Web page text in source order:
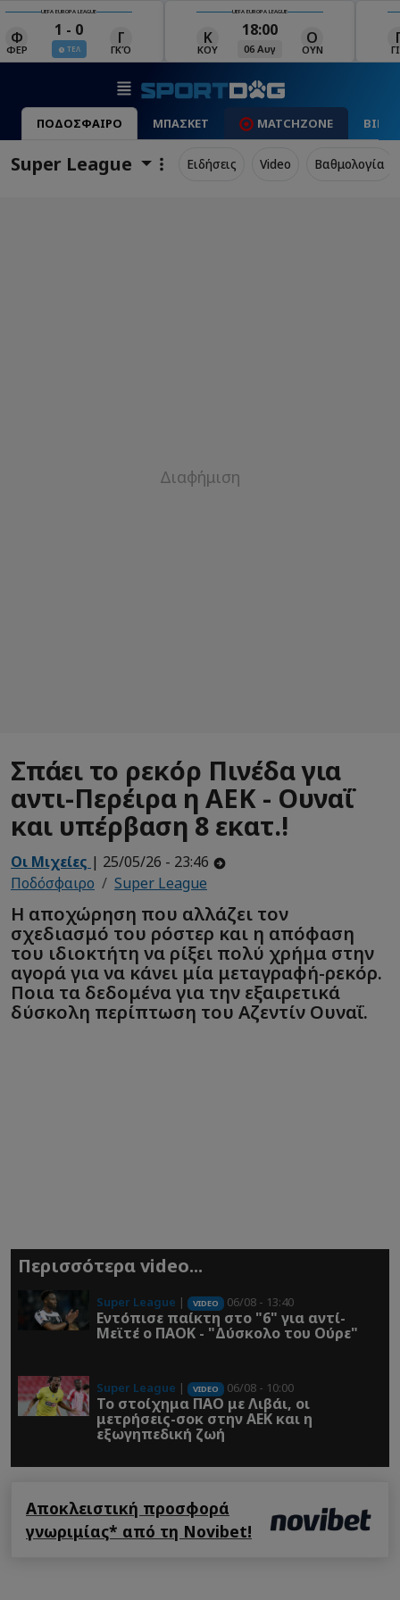
UEFA EUROPA LEAGUE
Κ 18:00
06 Αυγ ΟΥΝ
UEFA EUROPA LEAGUE
ΓΙΑ
19:00
06 Αυγ
Ρ
ΡΈΙ ΜΑΚ
ΠΟΔΟΣΦΑΙΡΟ ΜΠΑΣΚΕΤ MATCHZONE
Super League Ειδήσεις Video Βαθμολογία
Σπάει το ρεκόρ Πινέδα για
αντι-Περέιρα η ΑΕΚ - Ουναΐ
και υπέρβαση 8 εκατ.!
Οι Μιχείες | 25/05/26 - 23:46
Ποδόσφαιρο
Super League
Η αποχώρηση που αλλάζει τον
σχεδιασμό του ρόστερ και η απόφαση
του ιδιοκτήτη να ρίξει πολύ χρήμα στην
αγορά για να κάνει μία μεταγραφή-ρεκόρ.
Ποια τα δεδομένα για την εξαιρετικά
δύσκολη περίπτωση του Αζεντίν Ουναΐ.
Περισσότερα video...
Super League | VIDEO 06/08 - 13:40
Εντόπισε παίκτη στο "6" για αντί-
Μεϊτέ ο ΠΑΟΚ - "Δύσκολο του Ούρε"
Super League | VIDEO 06/08 - 10:00
Το στοίχημα ΠΑΟ με Λιβάι, οι
μετρήσεις-σοκ στην ΑΕΚ και η
εξωγηπεδική ζωή
Αποκλειστική προσφορά
γνωριμίας* από τη Novibet!